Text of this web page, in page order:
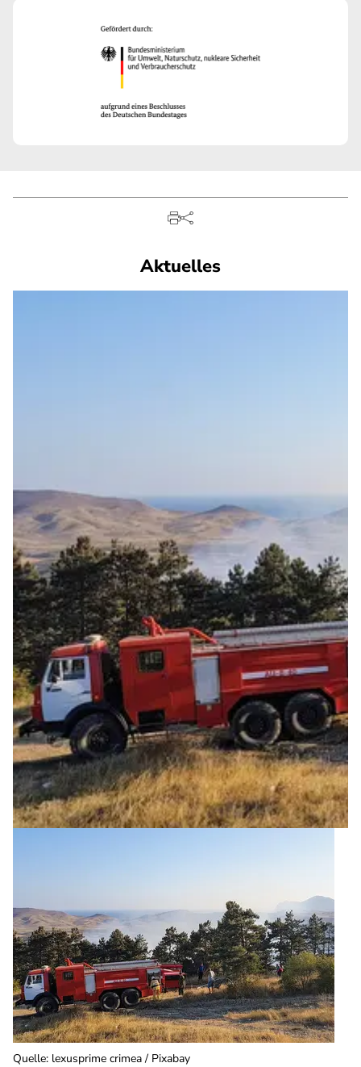
Aktuelles
Quelle: lexusprime crimea / Pixabay